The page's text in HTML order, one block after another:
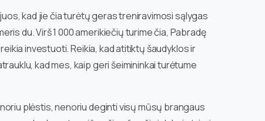
kad jie čia turėtų geras treniravimosi sąlygas
du. Virš 1 000 amerikiečių turime čia, Pabradę
investuoti. Reikia, kad atitiktų šaudyklos ir
kad mes, kaip geri šeimininkai turėtume
plėstis, nenoriu deginti visų mūsų brangaus